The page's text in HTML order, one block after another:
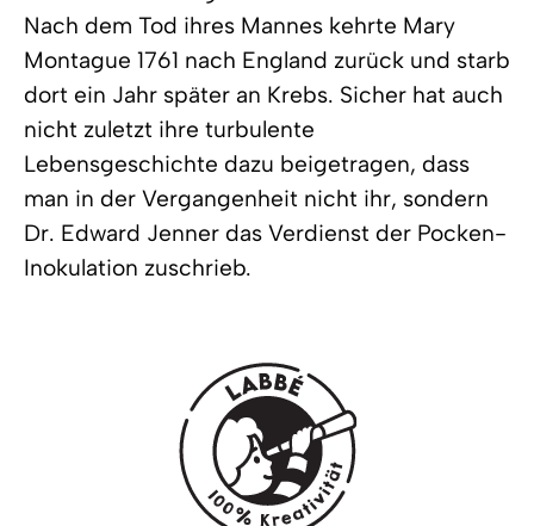
Nach dem Tod ihres Mannes kehrte Mary
Montague 1761 nach England zurück und starb
dort ein Jahr später an Krebs. Sicher hat auch
nicht zuletzt ihre turbulente
Lebensgeschichte dazu beigetragen, dass
man in der Vergangenheit nicht ihr, sondern
Dr. Edward Jenner das Verdienst der Pocken-
Inokulation zuschrieb.